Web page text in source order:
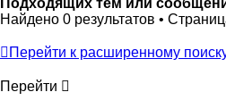
Подходящих тем или
Найдено 0 результатов •
Перейти к расширенному
Перейти